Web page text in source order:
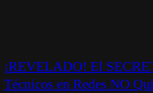
¡REVELADO! El
Técnicos en Redes NO